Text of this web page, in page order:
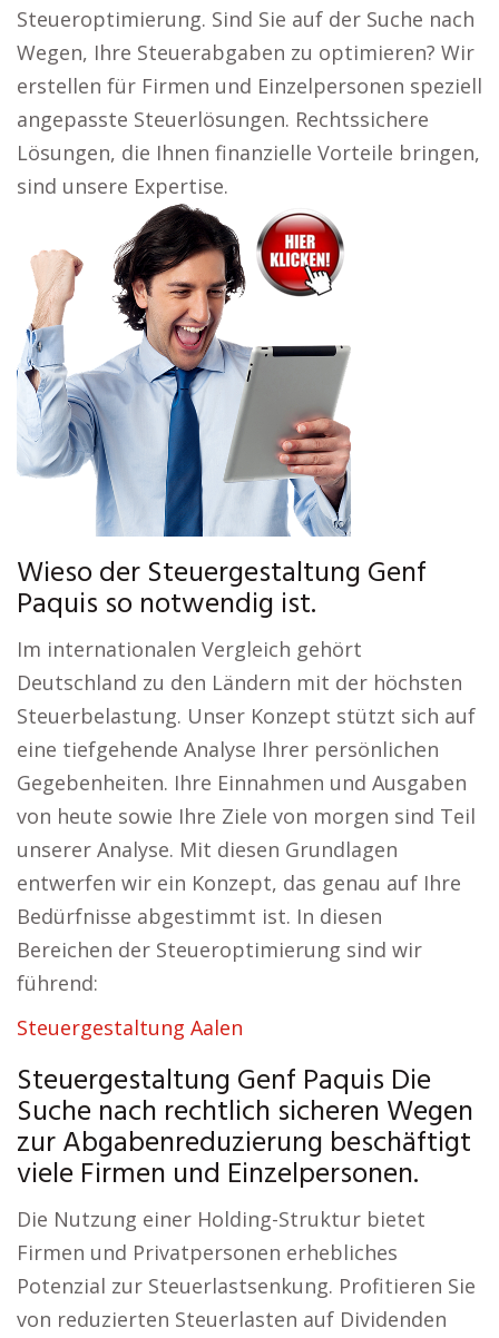
Steueroptimierung. Sind Sie auf der Suche nach
Wegen, Ihre Steuerabgaben zu optimieren? Wir
erstellen für Firmen und Einzelpersonen speziell
angepasste Steuerlösungen. Rechtssichere
Lösungen, die Ihnen finanzielle Vorteile bringen,
sind unsere Expertise.
Wieso der Steuergestaltung Genf
Paquis so notwendig ist.
Im internationalen Vergleich gehört
Deutschland zu den Ländern mit der höchsten
Steuerbelastung. Unser Konzept stützt sich auf
eine tiefgehende Analyse Ihrer persönlichen
Gegebenheiten. Ihre Einnahmen und Ausgaben
von heute sowie Ihre Ziele von morgen sind Teil
unserer Analyse. Mit diesen Grundlagen
entwerfen wir ein Konzept, das genau auf Ihre
Bedürfnisse abgestimmt ist. In diesen
Bereichen der Steueroptimierung sind wir
führend:
Steuergestaltung Aalen
Steuergestaltung Genf Paquis Die
Suche nach rechtlich sicheren Wegen
zur Abgabenreduzierung beschäftigt
viele Firmen und Einzelpersonen.
Die Nutzung einer Holding-Struktur bietet
Firmen und Privatpersonen erhebliches
Potenzial zur Steuerlastsenkung. Profitieren Sie
von reduzierten Steuerlasten auf Dividenden